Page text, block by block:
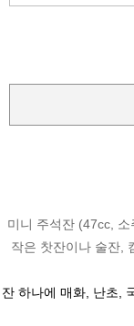
미니 주석잔 (47cc,
작은 찻잔이나 술잔,
잔 하나에 매화, 난초,